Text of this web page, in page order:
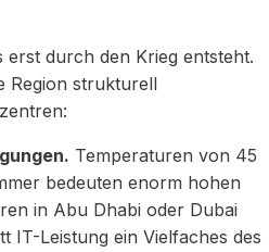
erst durch den Krieg entsteht.
Region strukturell
Temperaturen von 45
bedeuten enorm hohen
in Abu Dhabi oder Dubai
IT-Leistung ein Vielfaches des